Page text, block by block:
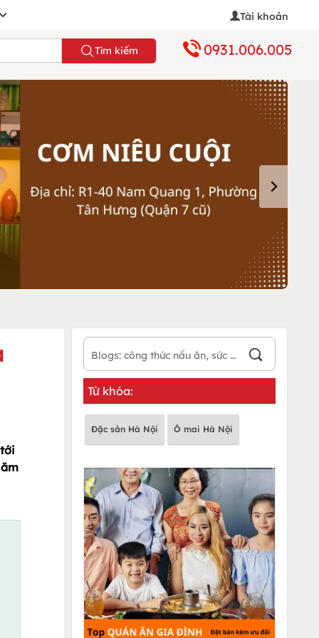
Tài khoản
Tìm kiếm 0931.006.005
Từ khóa:
Đặc sản Hà Nội Ô mai Hà Nội